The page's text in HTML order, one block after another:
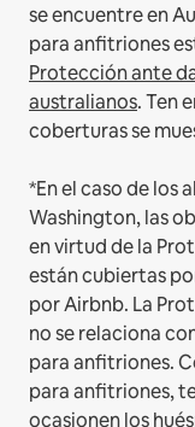
se encuentre en
para anfitriones
Protección ante
australianos. Ten
coberturas se
*En el caso de los
Washington, las
en virtud de la
están cubiertas
por Airbnb. La
no se relaciona
para anfitriones.
para anfitriones,
ocasionen los